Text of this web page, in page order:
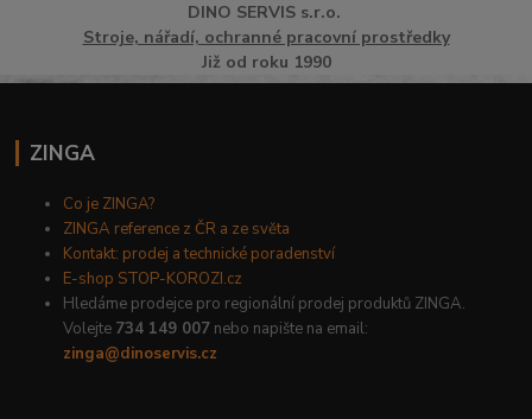
DINO SERVISs.r.o.
Stroje, nářadí, ochranné pracovní prostředky
Již od roku 1990
ZINGA
Co je ZINGA?
ZINGA reference z ČR a ze světa
Kontakt: prodej a technické poradenství
E-shop STOP-KOROZI.cz
Hledáme prodejce pro regionální prodej produktů ZINGA.
Volejte 734 149 007 nebo napište na email:
zinga@dinoservis.cz